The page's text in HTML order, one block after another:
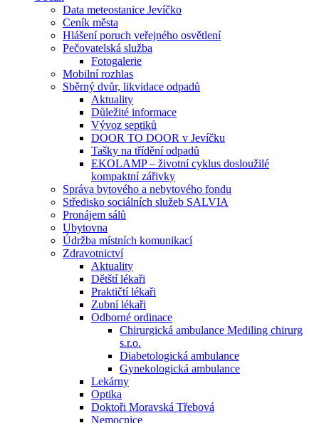
Data meteostanice Jevíčko
Ceník města
Hlášení poruch veřejného osvětlení
Pečovatelská služba
Fotogalerie
Mobilní rozhlas
Sběrný dvůr, likvidace odpadů
Aktuality
Důležité informace
Vývoz septiků
DOOR TO DOOR v Jevíčku
Tašky na třídění odpadů
EKOLAMP – životní cyklus dosloužilé
kompaktní zářivky
Správa bytového a nebytového fondu
Středisko sociálních služeb SALVIA
Pronájem sálů
Ubytovna
Údržba místních komunikací
Zdravotnictví
Aktuality
Dětští lékaři
Praktičtí lékaři
Zubní lékaři
Odborné ordinace
Chirurgická ambulance Mediling chirurg
s.r.o.
Diabetologická ambulance
Gynekologická ambulance
Lekárny
Optika
Doktoři Moravská Třebová
Nemocnice